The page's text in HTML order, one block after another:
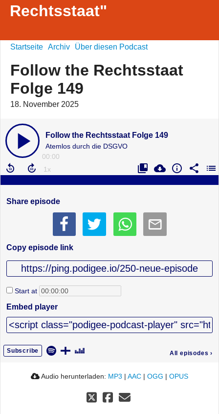
Rechtsstaat"
Startseite Archiv Über diesen Podcast
Follow the Rechtsstaat
Folge 149
18. November 2025
Follow the Rechtsstaat Folge 149
Atemlos durch die DSGVO
00:00
Share episode
Copy episode link
Start at
Embed player
Subscribe All episodes ›
Audio herunterladen: MP3 | AAC | OGG | OPUS